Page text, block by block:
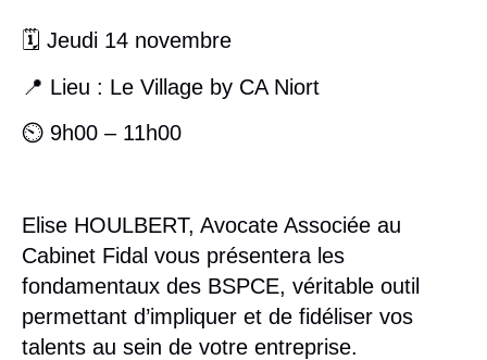
🗓 Jeudi 14 novembre
📍 Lieu : Le Village by CA Niort
⏲ 9h00 – 11h00
Elise HOULBERT, Avocate Associée au
Cabinet Fidal vous présentera les
fondamentaux des BSPCE, véritable outil
permettant d’impliquer et de fidéliser vos
talents au sein de votre entreprise.